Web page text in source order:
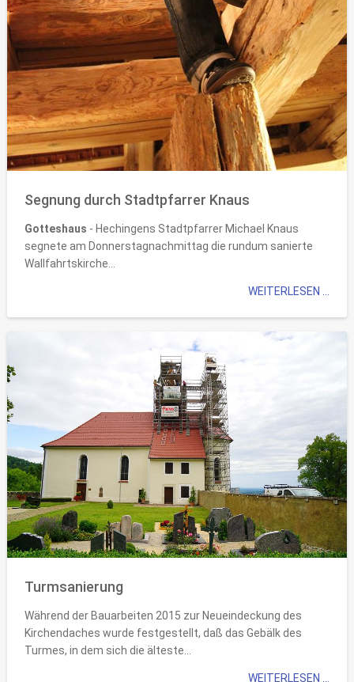
Segnung durch Stadtpfarrer Knaus
Gotteshaus - Hechingens Stadtpfarrer Michael Knaus
segnete am Donnerstagnachmittag die rundum sanierte
Wallfahrtskirche...
WEITERLESEN ...
Turmsanierung
Während der Bauarbeiten 2015 zur Neueindeckung des
Kirchendaches wurde festgestellt, daß das Gebälk des
Turmes, in dem sich die älteste...
WEITERLESEN ...